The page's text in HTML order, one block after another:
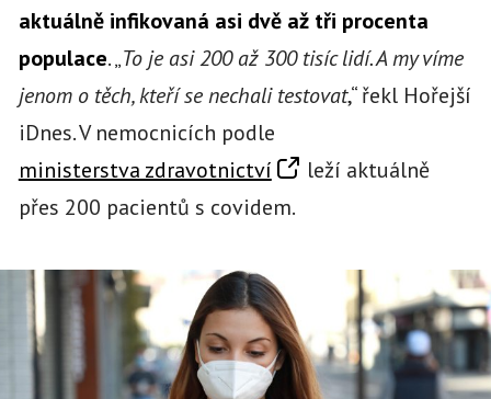
aktuálně infikovaná asi dvě až tři procenta
populace. „To je asi 200 až 300 tisíc lidí. A my víme
jenom o těch, kteří se nechali testovat,“ řekl Hořejší
iDnes. V nemocnicích podle
ministerstva zdravotnictví
leží aktuálně
přes 200 pacientů s covidem.